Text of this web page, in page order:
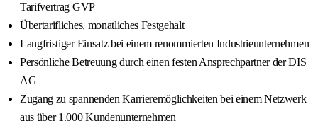
Tarifvertrag GVP
Übertarifliches, monatliches Festgehalt
Langfristiger Einsatz bei einem renommierten Industrieunternehmen
Persönliche Betreuung durch einen festen Ansprechpartner der DIS
AG
Zugang zu spannenden Karrieremöglichkeiten bei einem Netzwerk
aus über 1.000 Kundenunternehmen